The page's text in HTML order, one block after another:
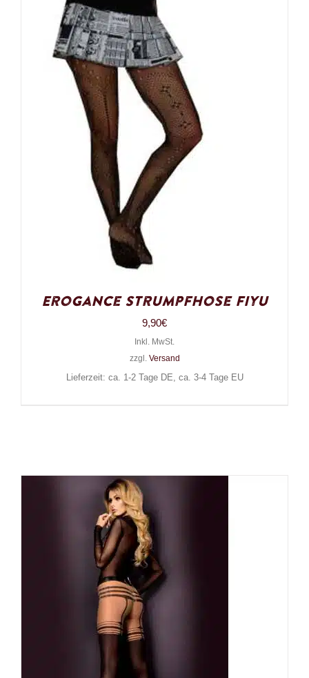
Erogance Strumpfhose Fiyu
9,90€
Inkl. MwSt.
zzgl. Versand
Lieferzeit: ca. 1-2 Tage DE, ca. 3-4 Tage EU